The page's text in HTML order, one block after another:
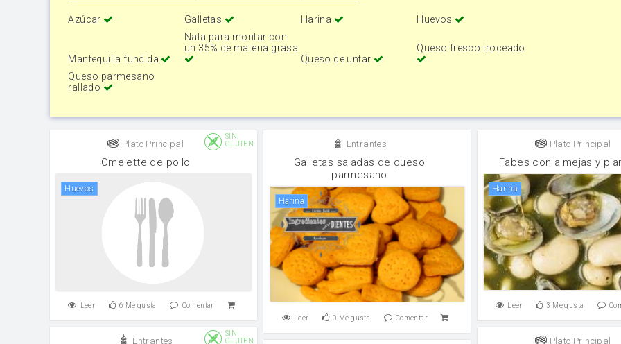
Azúcar Galletas Harina Huevos
Mantequilla fundida
Nata para montar con
un 35% de materia grasa
Queso de untar
Queso fresco troceado
Queso parmesano
rallado
Plato Principal
SIN
GLUTEN
Omelette de pollo
huevos
Leer 6 Me gusta Comentar
Entrantes
Galletas saladas de queso
parmesano
harina
Leer 0 Me gusta Comentar
Plato Principal
Fabes con almejas y
harina
Leer 3 Me gusta
Entrantes
SIN
GLUTEN
Plato Principal